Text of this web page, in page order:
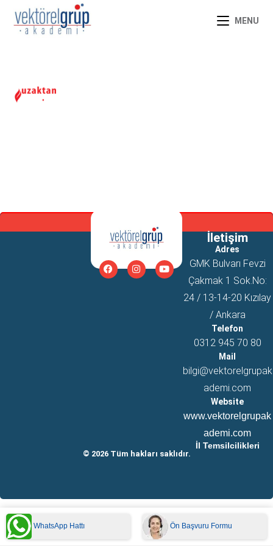
WhatsApp Hattı Ön Başvuru Formu
MENU
İletişim
Adres
GMK Bulvarı Fevzi
Çakmak 1 Sok.No:
24 / 13-14-20 Kızılay
/ Ankara
Telefon
0312 945 70 80
Mail
bilgi@vektorelgrupak
ademi.com
Website
www.vektorelgrupak
ademi.com
İl Temsilcilikleri
© 2026 Tüm hakları saklıdır.